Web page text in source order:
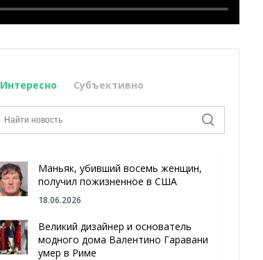
Интересно Субъективно
Маньяк, убивший восемь женщин,
получил пожизненное в США
18.06.2026
Великий дизайнер и основатель
модного дома Валентино Гаравани
умер в Риме